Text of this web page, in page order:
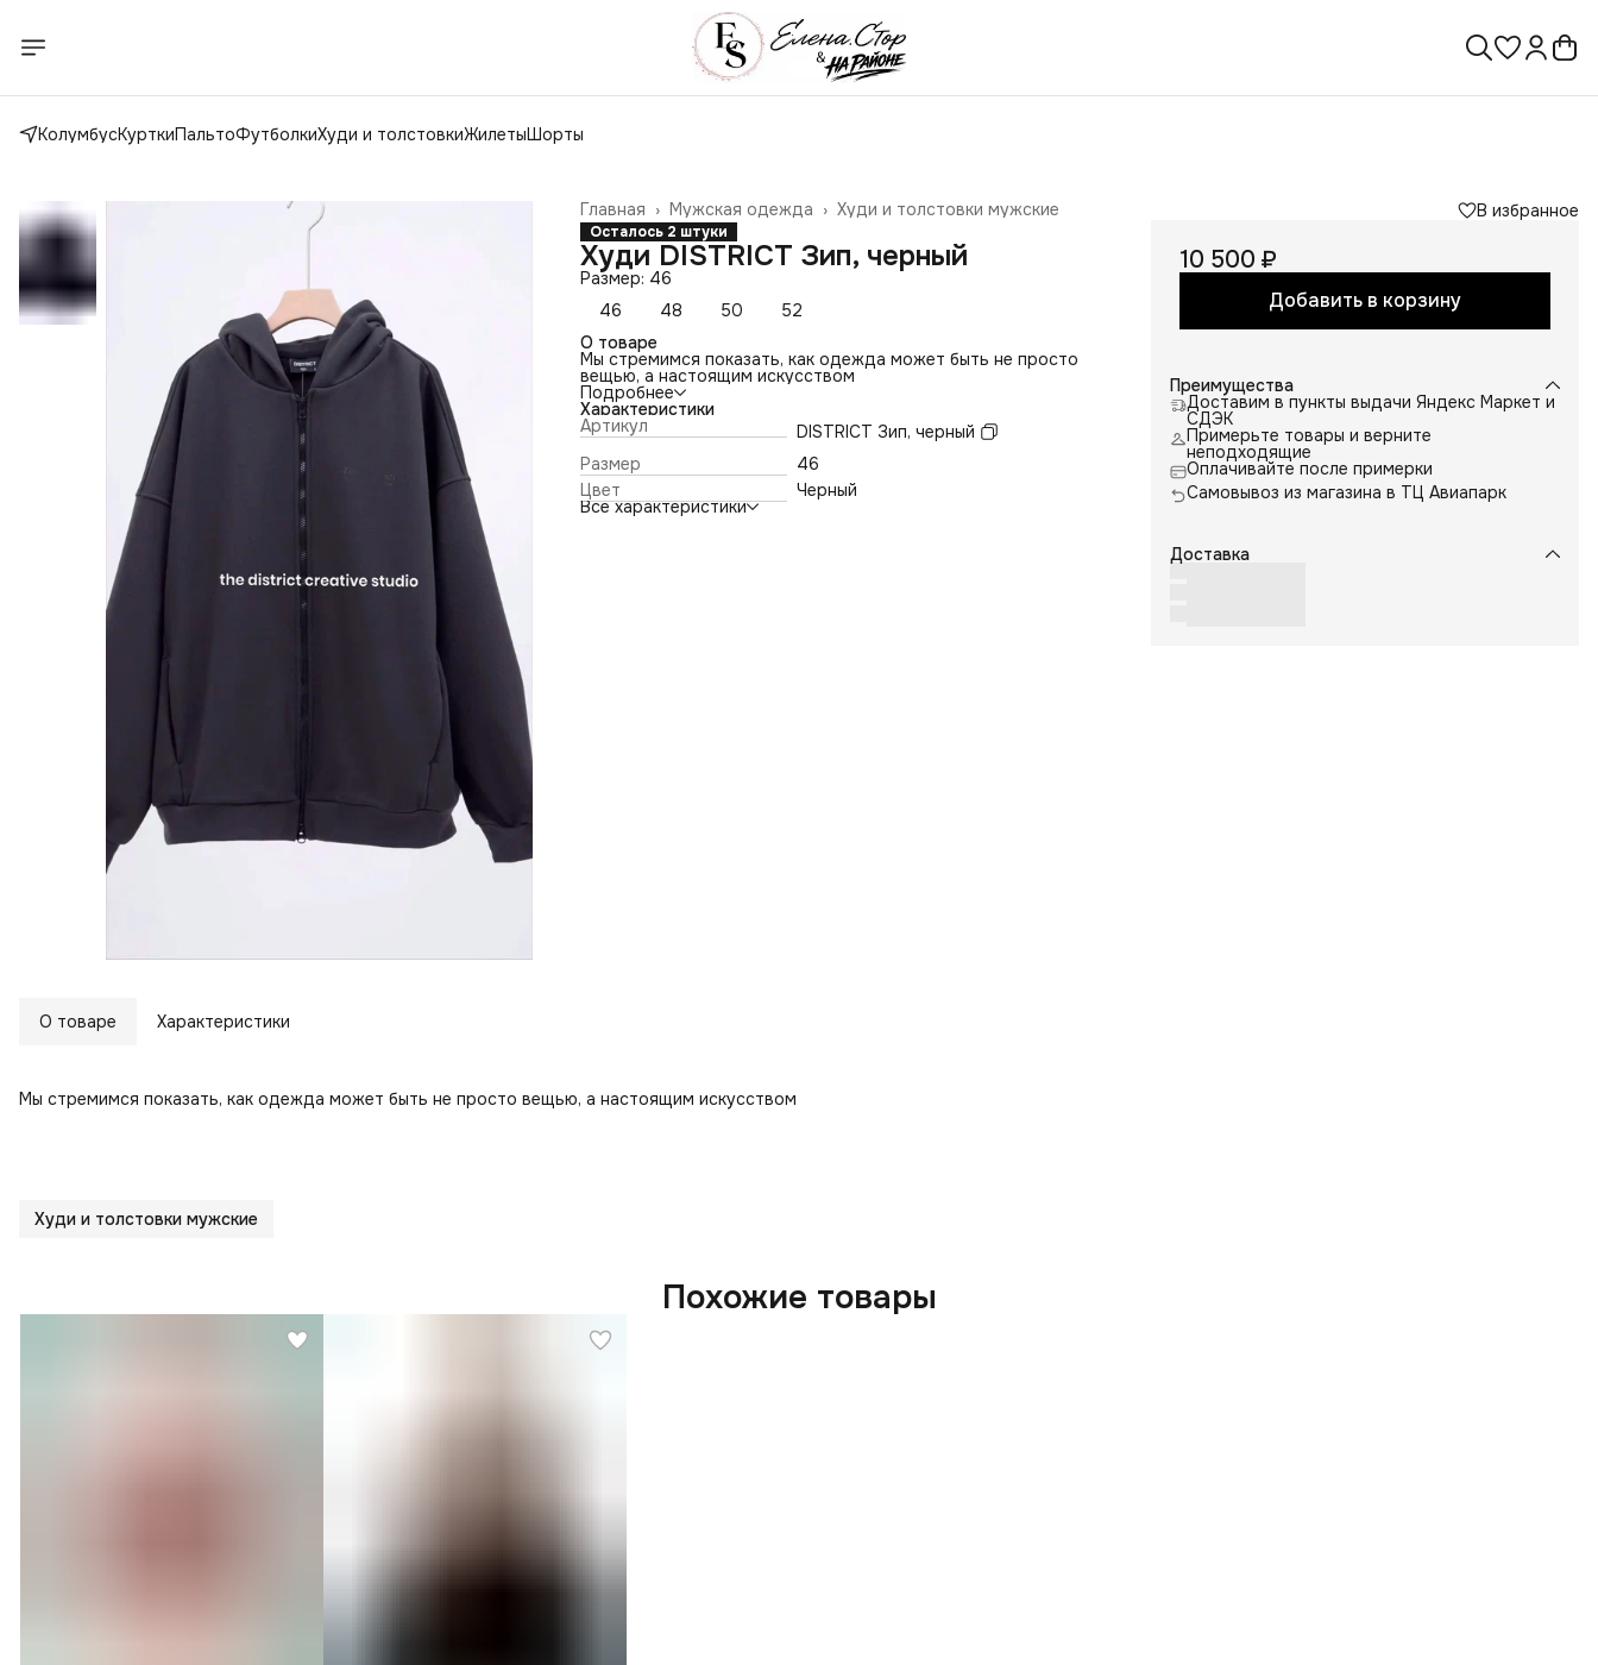
КолумбусКурткиПальтоФутболкиХуди и толстовкиЖилетыШорты
Худи и толстовки мужские
Мужская одежда ›
Главная ›
Осталось 2 штуки
Худи DISTRICT Зип, черный
Размер: 46
46
48 50
52
О товаре
Мы стремимся показать, как одежда может быть не просто
вещью, а настоящим искусством
Подробнее
Характеристики
Артикул
DISTRICT Зип, черный
Размер
46
Цвет
Черный
Все характеристики
В избранное
10 500 ₽
Добавить в корзину
Преимущества
Доставим в пункты выдачи Яндекс Маркет и
СДЭК
Примерьте товары и верните
неподходящие
Оплачивайте после примерки
Самовывоз из магазина в ТЦ Авиапарк
Доставка
О товаре Характеристики
Мы стремимся показать, как одежда может быть не просто вещью, а настоящим искусством
Худи и толстовки мужские
Похожие товары